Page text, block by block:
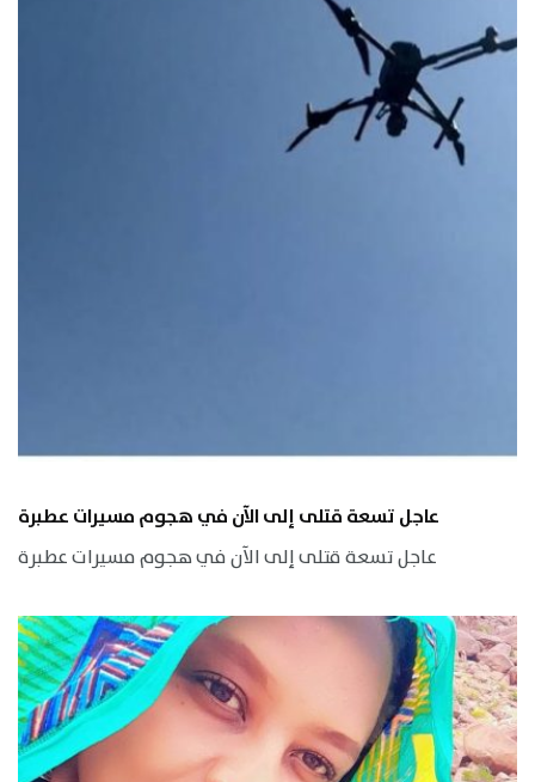
عاجل تسعة قتلى إلى الآن في هجوم مسيرات عطبرة
عاجل تسعة قتلى إلى الآن في هجوم مسيرات عطبرة